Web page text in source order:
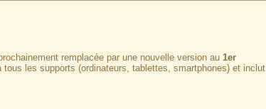
remplacée par une nouvelle version au 1er
les supports (ordinateurs, tablettes, smartphones) et inclut